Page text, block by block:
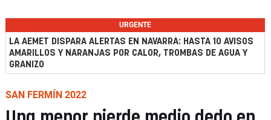
URGENTE
LA AEMET DISPARA ALERTAS EN NAVARRA: HASTA 10 AVISOS
AMARILLOS Y NARANJAS POR CALOR, TROMBAS DE AGUA Y
GRANIZO
SAN FERMÍN 2022